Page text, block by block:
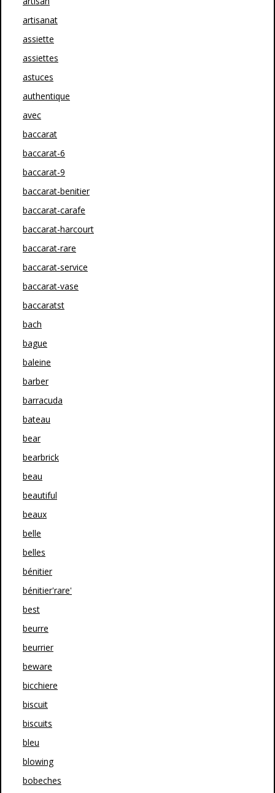
artisanat
assiette
assiettes
astuces
authentique
avec
baccarat
baccarat-6
baccarat-9
baccarat-benitier
baccarat-carafe
baccarat-harcourt
baccarat-rare
baccarat-service
baccarat-vase
baccaratst
bach
bague
baleine
barber
barracuda
bateau
bear
bearbrick
beau
beautiful
beaux
belle
belles
bénitier
bénitier'rare'
best
beurre
beurrier
beware
bicchiere
biscuit
biscuits
bleu
blowing
bobeches